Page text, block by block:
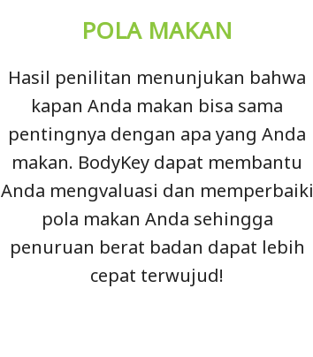
POLA MAKAN
Hasil penilitan menunjukan bahwa
kapan Anda makan bisa sama
pentingnya dengan apa yang Anda
makan. BodyKey dapat membantu
Anda mengvaluasi dan memperbaiki
pola makan Anda sehingga
penuruan berat badan dapat lebih
cepat terwujud!